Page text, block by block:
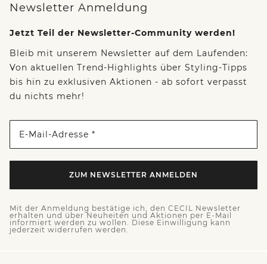
Newsletter Anmeldung
Jetzt Teil der Newsletter-Community werden!
Bleib mit unserem Newsletter auf dem Laufenden:
Von aktuellen Trend-Highlights über Styling-Tipps
bis hin zu exklusiven Aktionen - ab sofort verpasst
du nichts mehr!
E-Mail-Adresse *
ZUM NEWSLETTER ANMELDEN
Mit der Anmeldung bestätige ich, den CECIL Newsletter
erhalten und über Neuheiten und Aktionen per E-Mail
informiert werden zu wollen. Diese Einwilligung kann
jederzeit widerrufen werden.